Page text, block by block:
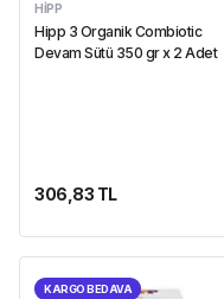
HIPP
Hipp 3 Organik Combiotic
Devam Sütü 350 gr x 2 Adet
306,83 TL
KARGO BEDAVA